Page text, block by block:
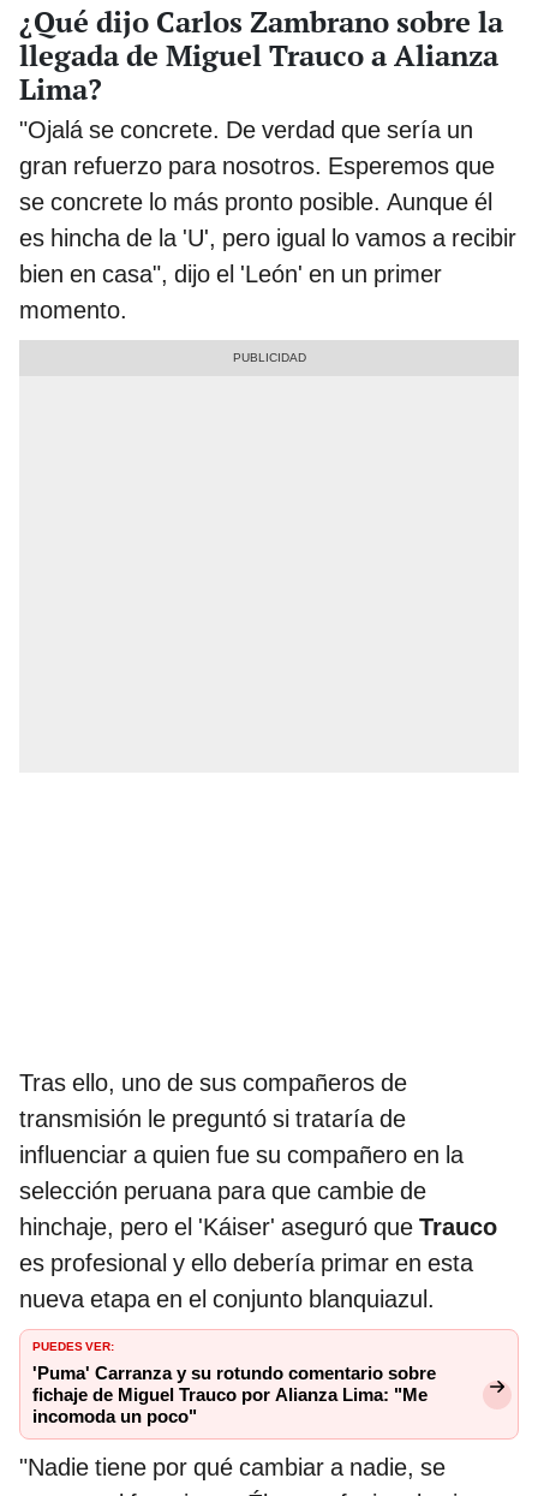
¿Qué dijo Carlos Zambrano sobre la
llegada de Miguel Trauco a Alianza
Lima?
"Ojalá se concrete. De verdad que sería un
gran refuerzo para nosotros. Esperemos que
se concrete lo más pronto posible. Aunque él
es hincha de la 'U', pero igual lo vamos a recibir
bien en casa", dijo el 'León' en un primer
momento.
Tras ello, uno de sus compañeros de
transmisión le preguntó si trataría de
influenciar a quien fue su compañero en la
selección peruana para que cambie de
hinchaje, pero el 'Káiser' aseguró que Trauco
es profesional y ello debería primar en esta
nueva etapa en el conjunto blanquiazul.
PUEDES VER:
'Puma' Carranza y su rotundo comentario sobre
fichaje de Miguel Trauco por Alianza Lima: "Me
incomoda un poco"
"Nadie tiene por qué cambiar a nadie, se